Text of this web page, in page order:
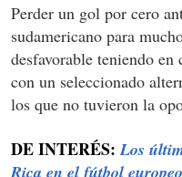
Perder un gol por cero
sudamericano para
desfavorable teniendo
con un seleccionado
los que no tuvieron la
DE INTERÉS:Los
Rica en el fútbol europeo